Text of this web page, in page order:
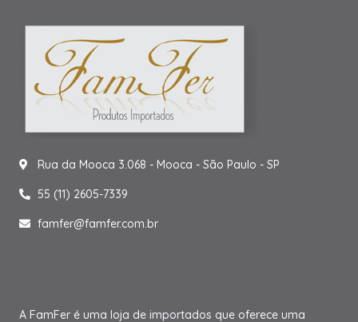
Rua da Mooca 3.068 - Mooca - São Paulo - SP
55 (11) 2605-7339
famfer@famfer.com.br
A FamFer é uma loja de importados que oferece uma